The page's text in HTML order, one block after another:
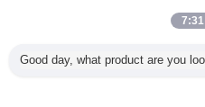
7:31
Good day, what product are you